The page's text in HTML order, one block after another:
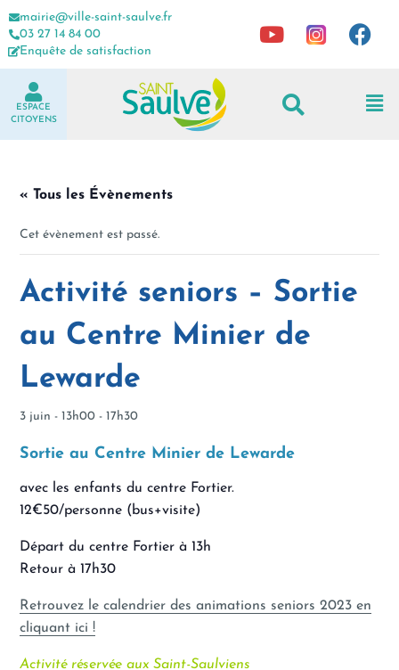
mairie@ville-saint-saulve.fr
03 27 14 84 00
Enquête de satisfaction
ESPACE
CITOYENS
« Tous les Évènements
Cet évènement est passé.
Activité seniors – Sortie
au Centre Minier de
Lewarde
3 juin - 13h00 -17h30
Sortie au Centre Minier de Lewarde
avec les enfants du centre Fortier.
12€50/personne (bus+visite)
Départ du centre Fortier à 13h
Retour à 17h30
Retrouvez le calendrier des animations seniors 2023 en
cliquant ici !
Activité réservée aux Saint-Saulviens